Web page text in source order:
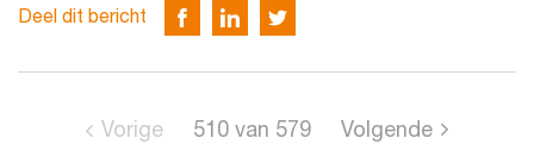
Deel dit bericht
Vorige 510 van 579 Volgende